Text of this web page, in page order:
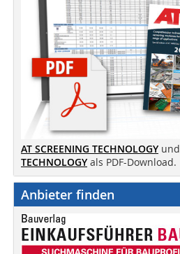
AT SCREENING TECHNOLOGY und
TECHNOLOGY als PDF-Download.
Anbieter finden